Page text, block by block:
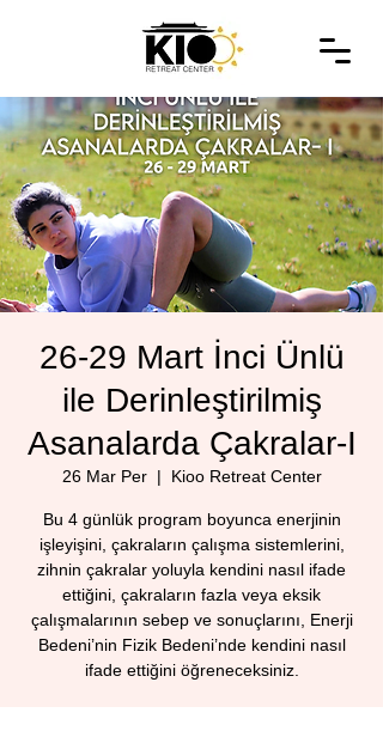
26-29 Mart İnci Ünlü
ile Derinleştirilmiş
Asanalarda Çakralar-I
26 Mar Per
  |
Kioo Retreat Center
Bu 4 günlük program boyunca enerjinin
işleyişini, çakraların çalışma sistemlerini,
zihnin çakralar yoluyla kendini nasıl ifade
ettiğini, çakraların fazla veya eksik
çalışmalarının sebep ve sonuçlarını, Enerji
Bedeni’nin Fizik Bedeni’nde kendini nasıl
ifade ettiğini öğreneceksiniz.